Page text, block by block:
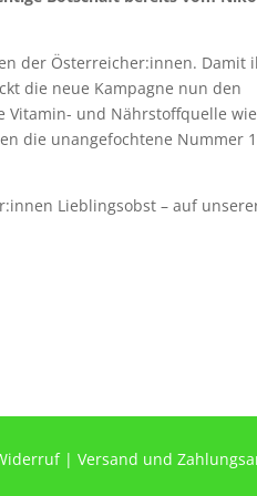
der Österreicher:innen. Damit
die neue Kampagne nun den
Vitamin- und Nährstoffquelle
die unangefochtene Nummer 1
Lieblingsobst – auf
| Versand und